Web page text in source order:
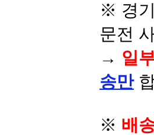
※ 경
문전
→ 일
송만
※ 배